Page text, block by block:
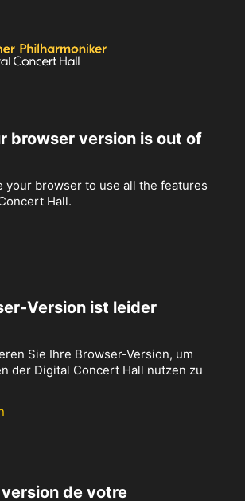
browser version is out of
your browser to use all the features
Hall.
Version ist leider
Sie Ihre Browser-Version, um
der Digital Concert Hall nutzen zu
de votre